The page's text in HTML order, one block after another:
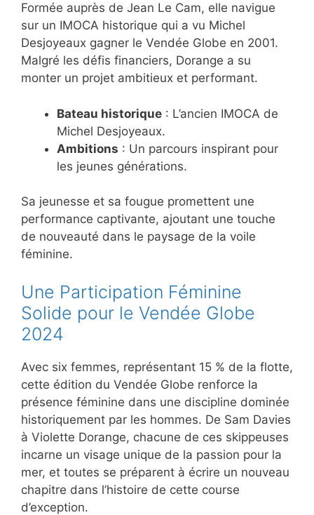
Formée auprès de Jean Le Cam, elle navigue
sur un IMOCA historique qui a vu Michel
Desjoyeaux gagner le Vendée Globe en 2001.
Malgré les défis financiers, Dorange a su
monter un projet ambitieux et performant.
Bateau historique : L’ancien IMOCA de
Michel Desjoyeaux.
Ambitions : Un parcours inspirant pour
les jeunes générations.
Sa jeunesse et sa fougue promettent une
performance captivante, ajoutant une touche
de nouveauté dans le paysage de la voile
féminine.
Une Participation Féminine
Solide pour le Vendée Globe
2024
Avec six femmes, représentant 15 % de la flotte,
cette édition du Vendée Globe renforce la
présence féminine dans une discipline dominée
historiquement par les hommes. De Sam Davies
à Violette Dorange, chacune de ces skippeuses
incarne un visage unique de la passion pour la
mer, et toutes se préparent à écrire un nouveau
chapitre dans l’histoire de cette course
d’exception.